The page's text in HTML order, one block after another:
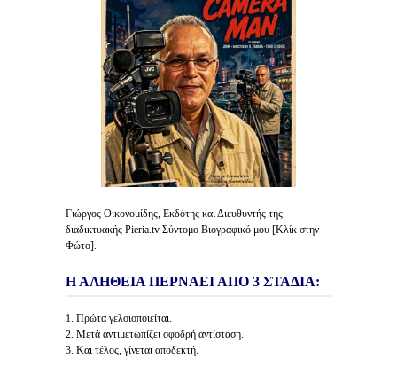
Γιώργος Οικονομίδης, Εκδότης και Διευθυντής της
διαδικτυακής Pieria.tv Σύντομο Βιογραφικό μου [Κλίκ στην
Φώτο].
Η ΑΛΗΘΕΙΑ ΠΕΡΝΑΕΙ ΑΠΟ 3 ΣΤΑΔΙΑ:
1. Πρώτα γελοιοποιείται.
2. Μετά αντιμετωπίζει σφοδρή αντίσταση.
3. Και τέλος, γίνεται αποδεκτή.